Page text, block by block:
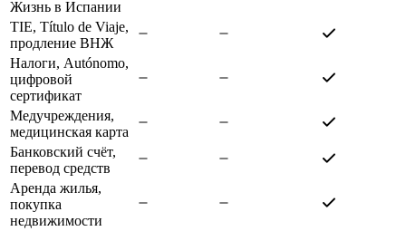
Жизнь в Испании
TIE, Título de Viaje,
продление ВНЖ
Налоги, Autónomo,
цифровой
сертификат
Медучреждения,
медицинская карта
Банковский счёт,
перевод средств
Аренда жилья,
покупка
недвижимости